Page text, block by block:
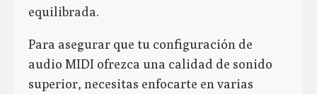
equilibrada.
Para asegurar que tu configuración de
audio MIDI ofrezca una calidad de sonido
superior, necesitas enfocarte en varias